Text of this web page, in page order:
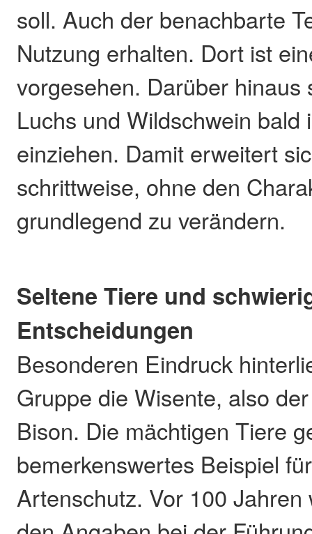
soll. Auch der benachbarte
Nutzung erhalten. Dort ist
vorgesehen. Darüber hinaus
Luchs und Wildschwein bald
einziehen. Damit erweitert
schrittweise, ohne den
grundlegend zu verändern.
Seltene Tiere und
Entscheidungen
Besonderen Eindruck
Gruppe die Wisente, also
Bison. Die mächtigen Tiere
bemerkenswertes Beispiel
Artenschutz. Vor 100